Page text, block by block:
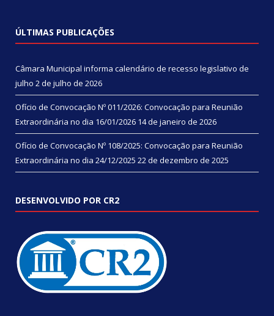
ÚLTIMAS PUBLICAÇÕES
Câmara Municipal informa calendário de recesso legislativo de
julho 2 de julho de 2026
Ofício de Convocação Nº 011/2026: Convocação para Reunião
Extraordinária no dia 16/01/2026 14 de janeiro de 2026
Ofício de Convocação Nº 108/2025: Convocação para Reunião
Extraordinária no dia 24/12/2025 22 de dezembro de 2025
DESENVOLVIDO POR CR2